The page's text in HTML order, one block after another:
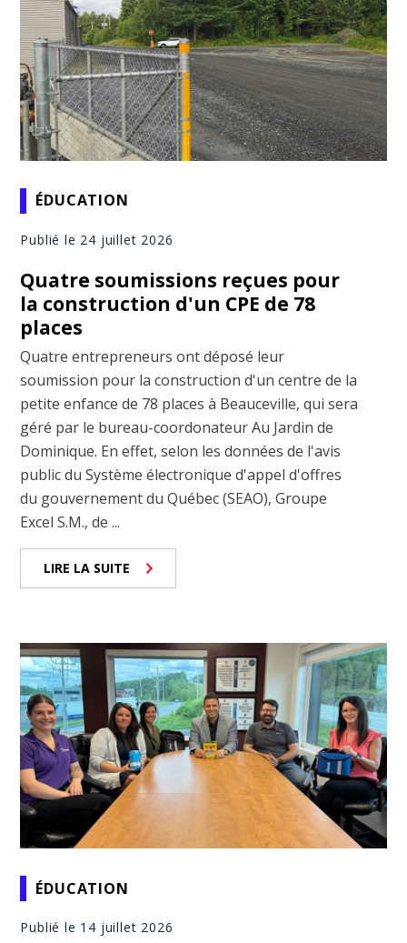
ÉDUCATION
Publié le 24 juillet 2026
Quatre soumissions reçues pour
la construction d'un CPE de 78
places
Quatre entrepreneurs ont déposé leur
soumission pour la construction d'un centre de la
petite enfance de 78 places à Beauceville, qui sera
géré par le bureau-coordonateur Au Jardin de
Dominique. En effet, selon les données de l'avis
public du Système électronique d'appel d'offres
du gouvernement du Québec (SEAO), Groupe
Excel S.M., de ...
LIRE LA SUITE
ÉDUCATION
Publié le 14 juillet 2026